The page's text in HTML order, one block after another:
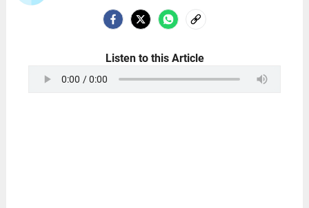
Listen to this Article